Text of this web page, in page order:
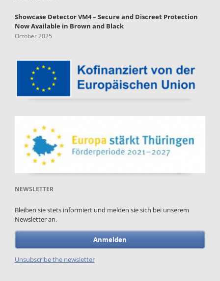
Showcase Detector VM4 – Secure and Discreet Protection
Now Available in Brown and Black
October 2025
NEWSLETTER
Bleiben sie stets informiert und melden sie sich bei unserem
Newsletter an.
Anmelden
Unsubscribe the newsletter